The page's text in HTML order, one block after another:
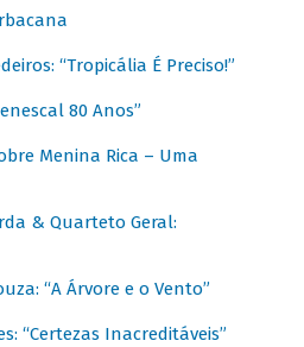
“Tropicália É Preciso!”
80 Anos”
Menina Rica – Uma
& Quarteto Geral:
“A Árvore e o Vento”
“Certezas Inacreditáveis”